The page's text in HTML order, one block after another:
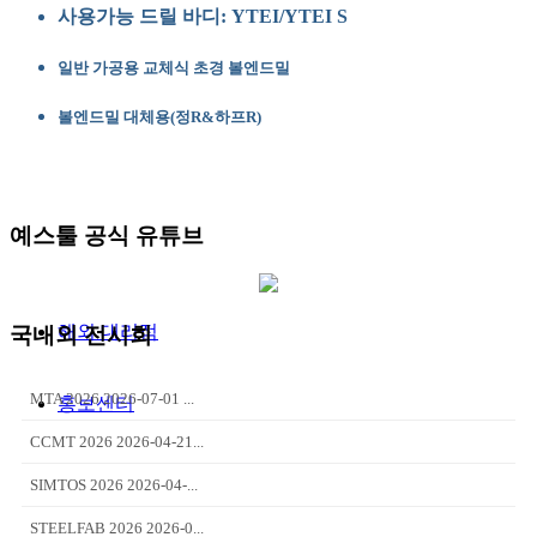
해외 대리점
홍보센터
사용가능 드릴 바디: YTEI/YTEI S
일반 가공용 교체식 초경 볼엔드밀
볼엔드밀 대체용(정R&하프R)
예스툴 공식 유튜브
국내외 전시회
MTA 2026 2026-07-01 ...
CCMT 2026 2026-04-21...
SIMTOS 2026 2026-04-...
STEELFAB 2026 2026-0...